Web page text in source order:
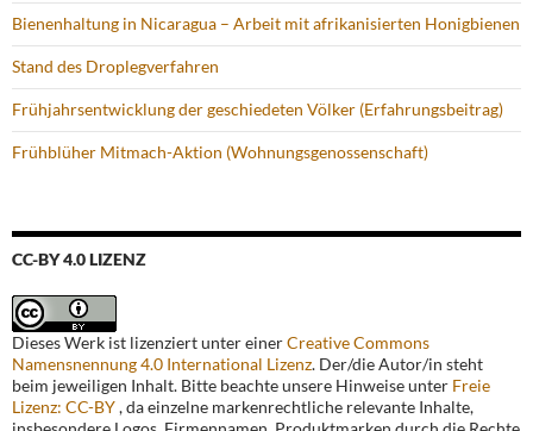
Bienenhaltung in Nicaragua – Arbeit mit afrikanisierten Honigbienen
Stand des Droplegverfahren
Frühjahrsentwicklung der geschiedeten Völker (Erfahrungsbeitrag)
Frühblüher Mitmach-Aktion (Wohnungsgenossenschaft)
CC-BY 4.0 LIZENZ
Dieses Werk ist lizenziert unter einerCreative Commons
Namensnennung 4.0 International Lizenz. Der/die Autor/in steht
beim jeweiligen Inhalt. Bitte beachte unsere Hinweise unter Freie
Lizenz: CC-BY, da einzelne markenrechtliche relevante Inhalte,